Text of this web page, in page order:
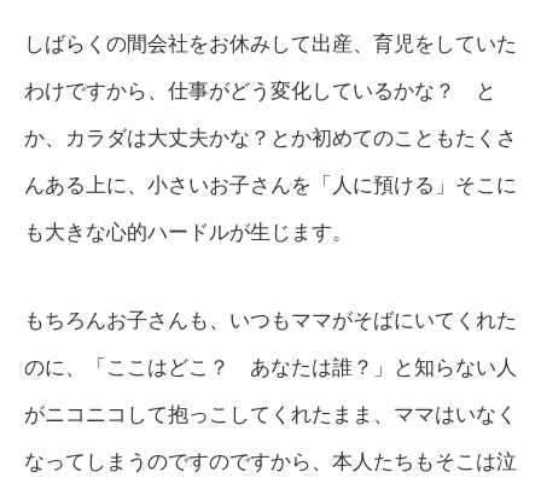
しばらくの間会社をお休みして出産、育児をしていた
わけですから、仕事がどう変化しているかな？ と
か、カラダは大丈夫かな？とか初めてのこともたくさ
んある上に、小さいお子さんを「人に預ける」そこに
も大きな心的ハードルが生じます。
もちろんお子さんも、いつもママがそばにいてくれた
のに、「ここはどこ？ あなたは誰？」と知らない人
がニコニコして抱っこしてくれたまま、ママはいなく
なってしまうのですのですから、本人たちもそこは泣